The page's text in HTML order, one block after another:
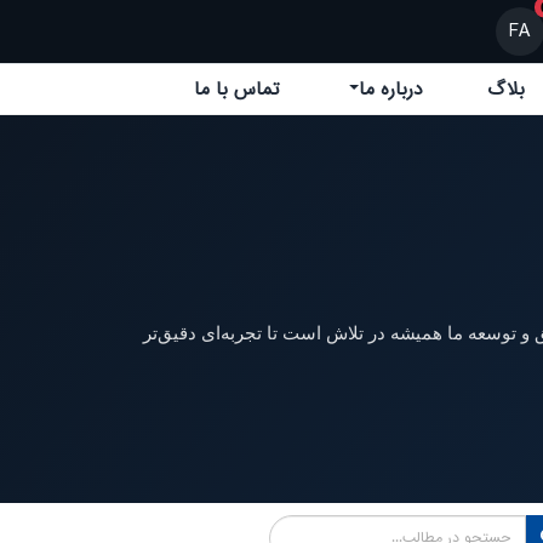
FA
بلاگ
درباره ما تماس با ما
و توسعه ما همیشه در تلاش است تا تجربه‌ای دقیق‌تر